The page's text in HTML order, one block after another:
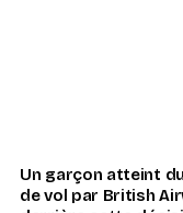
Un garçon atteint
de vol par British